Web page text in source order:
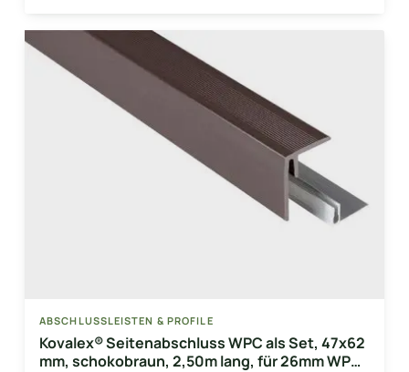
ABSCHLUSSLEISTEN & PROFILE
Kovalex® Seitenabschluss WPC als Set, 47x62
mm, schokobraun, 2,50m lang, für 26mm WPC-